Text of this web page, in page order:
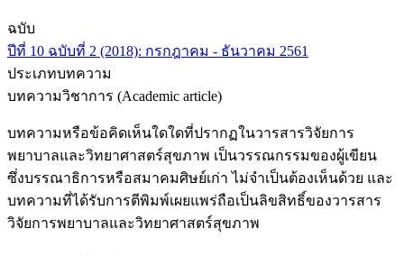
ฉบับ
ปีที่ 10 ฉบับที่ 2 (2018): กรกฎาคม - ธันวาคม 2561
ประเภทบทความ
บทความวิชาการ (Academic article)
บทความหรือข้อคิดเห็นใดใดที่ปรากฏในวารสารวิจัยการ
พยาบาลและวิทยาศาสตร์สุขภาพ เป็นวรรณกรรมของผู้เขียน
ซึ่งบรรณาธิการหรือสมาคมศิษย์เก่า ไม่จำเป็นต้องเห็นด้วย และ
บทความที่ได้รับการตีพิมพ์เผยแพร่ถือเป็นลิขสิทธิ์ของวารสาร
วิจัยการพยาบาลและวิทยาศาสตร์สุขภาพ